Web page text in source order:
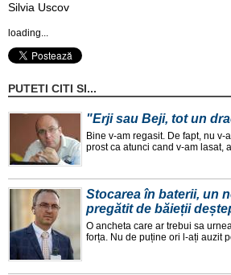
Silvia Uscov
loading...
PUTETI CITI SI...
"Erji sau Beji, tot un
Bine v-am regasit. De fapt, nu v-
prost ca atunci cand v-am lasat,
Stocarea în baterii, un
pregătit de băieții
O ancheta care ar trebui sa
forța. Nu de puține ori l-ați auzit